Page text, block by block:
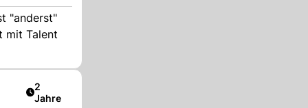
"anderst"
mit Talent
Artikel veröffentlicht:
2
Jahre